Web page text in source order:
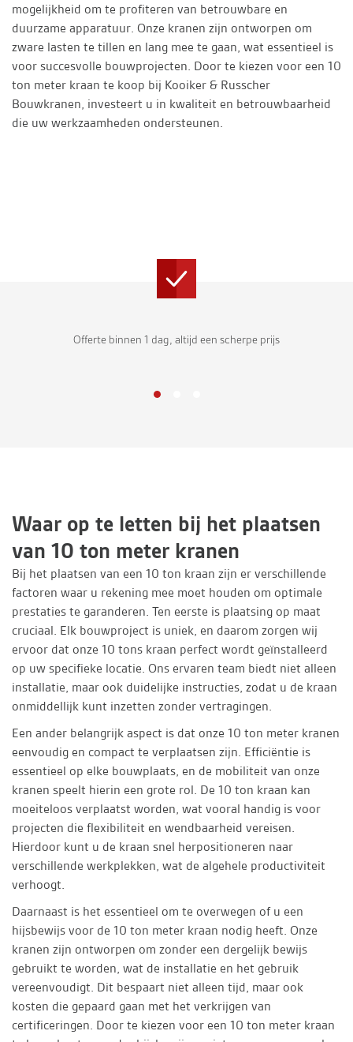
mogelijkheid om te profiteren van betrouwbare en
duurzame apparatuur. Onze kranen zijn ontworpen om
zware lasten te tillen en lang mee te gaan, wat essentieel is
voor succesvolle bouwprojecten. Door te kiezen voor een 10
ton meter kraan te koop bij Kooiker & Russcher
Bouwkranen, investeert u in kwaliteit en betrouwbaarheid
die uw werkzaamheden ondersteunen.
Offerte binnen 1 dag, altijd een scherpe prijs
Waar op te letten bij het plaatsen
van 10 ton meter kranen
Bij het plaatsen van een 10 ton kraan zijn er verschillende
factoren waar u rekening mee moet houden om optimale
prestaties te garanderen. Ten eerste is plaatsing op maat
cruciaal. Elk bouwproject is uniek, en daarom zorgen wij
ervoor dat onze 10 tons kraan perfect wordt geïnstalleerd
op uw specifieke locatie. Ons ervaren team biedt niet alleen
installatie, maar ook duidelijke instructies, zodat u de kraan
onmiddellijk kunt inzetten zonder vertragingen.
Een ander belangrijk aspect is dat onze 10 ton meter kranen
eenvoudig en compact te verplaatsen zijn. Efficiëntie is
essentieel op elke bouwplaats, en de mobiliteit van onze
kranen speelt hierin een grote rol. De 10 ton kraan kan
moeiteloos verplaatst worden, wat vooral handig is voor
projecten die flexibiliteit en wendbaarheid vereisen.
Hierdoor kunt u de kraan snel herpositioneren naar
verschillende werkplekken, wat de algehele productiviteit
verhoogt.
Daarnaast is het essentieel om te overwegen of u een
hijsbewijs voor de 10 ton meter kraan nodig heeft. Onze
kranen zijn ontworpen om zonder een dergelijk bewijs
gebruikt te worden, wat de installatie en het gebruik
vereenvoudigt. Dit bespaart niet alleen tijd, maar ook
kosten die gepaard gaan met het verkrijgen van
certificeringen. Door te kiezen voor een 10 ton meter kraan